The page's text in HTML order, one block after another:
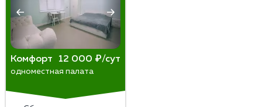
Комфорт 12 000 ₽/сут
одноместная палата